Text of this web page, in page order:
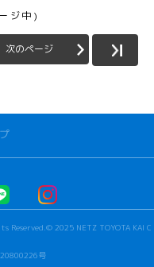
ジ中)
次のページ
2025 NETZ TOYOTA KAI C
号